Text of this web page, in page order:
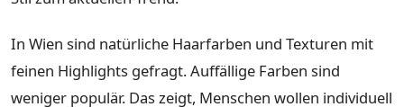
In Wien sind natürliche Haarfarben und Texturen mit
feinen Highlights gefragt. Auffällige Farben sind
weniger populär. Das zeigt, Menschen wollen individuell